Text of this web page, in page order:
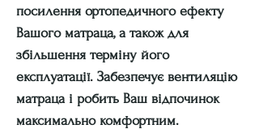
посилення ортопедичного ефекту
Вашого матраца, а також для
збільшення терміну його
експлуатації. Забезпечує вентиляцію
матраца і робить Ваш відпочинок
максимально комфортним.